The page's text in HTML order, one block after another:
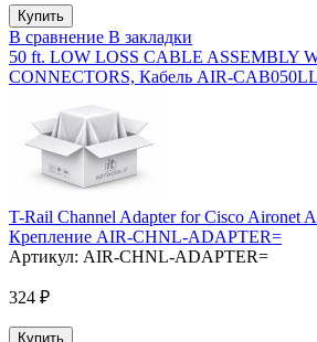
В сравнение В закладки
50 ft. LOW LOSS CABLE ASSEMBLY
CONNECTORS, Кабель AIR-
T-Rail Channel Adapter for Cisco Aironet
Крепление AIR-CHNL-ADAPTER=
Артикул: AIR-CHNL-ADAPTER=
324 ₽